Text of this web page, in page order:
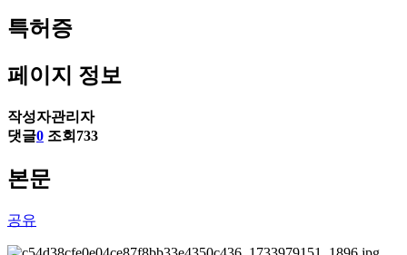
특허증
페이지 정보
작성자관리자
댓글0 조회 733
본문
공유